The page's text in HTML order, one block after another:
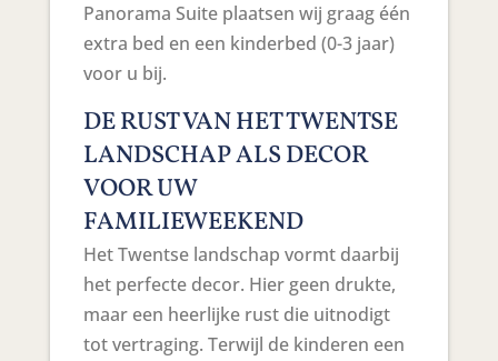
Panorama Suite plaatsen wij graag één
extra bed en een kinderbed (0-3 jaar)
voor u bij.
DE RUST VAN HET TWENTSE
LANDSCHAP ALS DECOR
VOOR UW
FAMILIEWEEKEND
Het Twentse landschap vormt daarbij
het perfecte decor. Hier geen drukte,
maar een heerlijke rust die uitnodigt
tot vertraging. Terwijl de kinderen een